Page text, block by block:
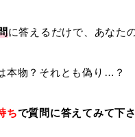
に答えるだけで、あなた
本物？それとも偽り…？
ちで質問に答えてみて下さ